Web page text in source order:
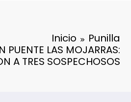
Inicio
Punilla
PUENTE LAS MOJARRAS:
A TRES SOSPECHOSOS